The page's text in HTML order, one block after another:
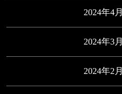
2024年4月
2024年3月
2024年2月